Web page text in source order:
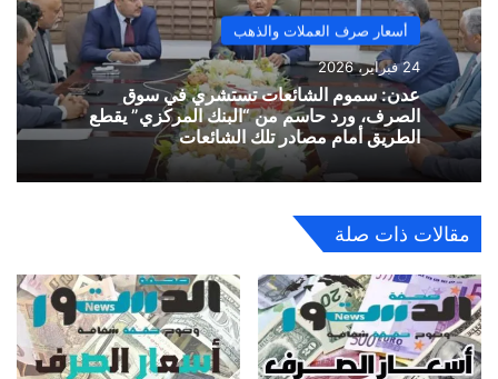
أسعار صرف العملات والذهب
24 فبراير، 2026
​عدن: سموم الشائعات تستشري في سوق
الصرف، ورد حاسم من “البنك المركزي” يقطع
الطريق أمام مصادر تلك الشائعات
مقالات ذات صلة